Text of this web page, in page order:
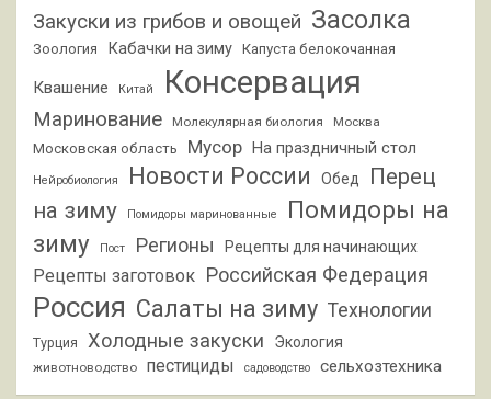
Закуски из грибов и овощей Засолка
Зоология Кабачки на зиму Капуста белокочанная
Квашение Китай Консервация
Маринование Молекулярная биология Москва
Московская область Мусор На праздничный стол
Нейробиология Новости России Обед
Перец
на зиму
Помидоры маринованные
Помидоры на
зиму
Пост Регионы Рецепты для начинающих
Рецепты заготовок Российская Федерация
Россия Салаты на зиму Технологии
Турция Холодные закуски Экология
животноводство пестициды садоводство сельхозтехника